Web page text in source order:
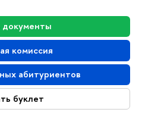
комиссия
абитуриентов
буклет